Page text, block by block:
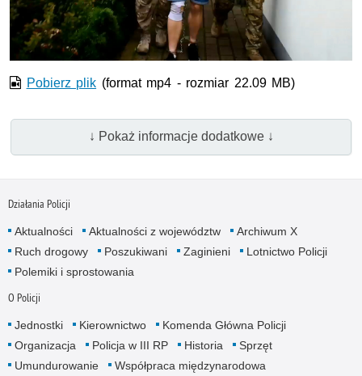
wideo
Pobierz plik (format mp4 - rozmiar 22.09 MB)
↓ Pokaż informacje dodatkowe ↓
Działania Policji
Aktualności Aktualności z województw
Archiwum X
Ruch drogowy
Poszukiwani Zaginieni
Lotnictwo Policji
Polemiki i sprostowania
O Policji
Jednostki Kierownictwo
Komenda Główna Policji
Organizacja
Policja w III RP Historia
Sprzęt
Umundurowanie
Współpraca międzynarodowa